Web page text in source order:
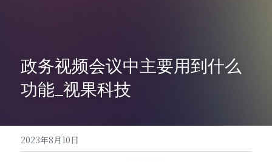
电视墙服务器 （VW-200）
MCU会控平板（SMC-100）
4K一体式终端（M30）
8K分体式终端（M800）
音视频会议平板（MeetBox T系列）
全向麦克风
医疗行业
指挥调度
公司简介
人才招聘
联系我们
☎ 020-31078434
政务视频会议中主要用到什么
功能_视果科技
2023年8月10日